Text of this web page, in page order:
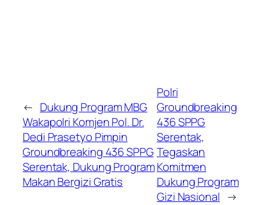
← Dukung Program MBG
Wakapolri Komjen Pol. Dr.
Dedi Prasetyo Pimpin
Groundbreaking 436 SPPG
Serentak, Dukung Program
Makan Bergizi Gratis
Polri
Groundbreaking
436 SPPG
Serentak,
Tegaskan
Komitmen
Dukung Program
Gizi Nasional →